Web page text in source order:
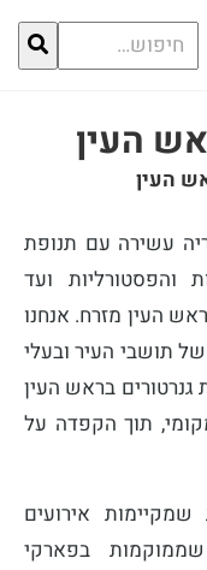
חיפוש
עבור:
העין
העין
עשירה עם תנופת
והפסטורליות ועד
העין מזרח. אנחנו
תושבי העיר ובעלי
בראש העין
תוך הקפדה על
אירועים
בפארקי